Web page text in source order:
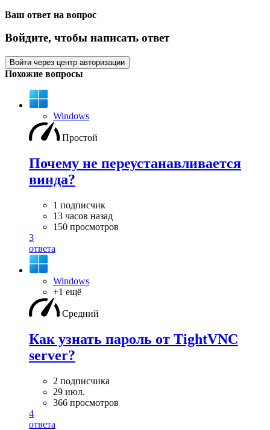
Ваш ответ на вопрос
Войдите, чтобы написать ответ
Войти через центр авторизации
Похожие вопросы
Windows
Простой
Почему не переустанавливается
винда?
1 подписчик
13 часов назад
150 просмотров
3
ответа
Windows
+1 ещё
Средний
Как узнать пароль от TightVNC
server?
2 подписчика
29 июл.
366 просмотров
4
ответа